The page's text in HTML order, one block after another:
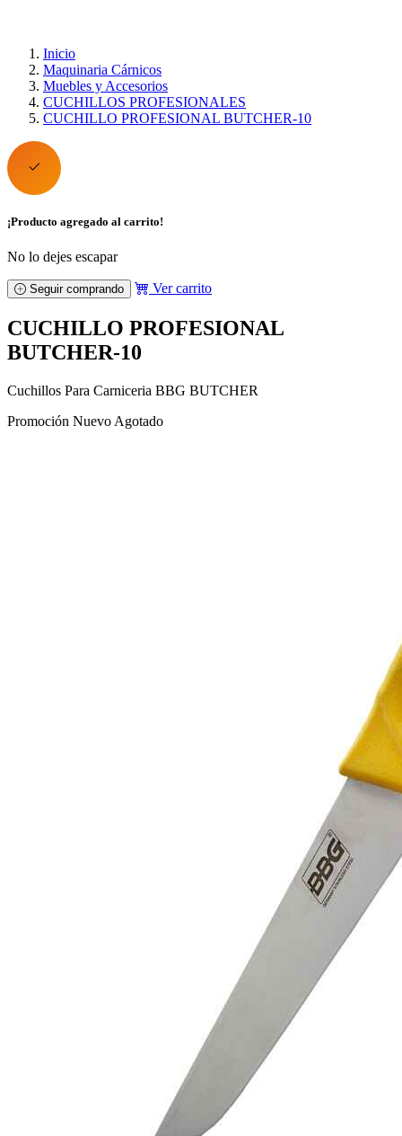
Inicio
Maquinaria Cárnicos
Muebles y Accesorios
CUCHILLOS PROFESIONALES
CUCHILLO PROFESIONAL BUTCHER-10
¡Producto agregado al carrito!
No lo dejes escapar
Seguir comprando Ver carrito
CUCHILLO PROFESIONAL
BUTCHER-10
Cuchillos Para Carniceria BBG BUTCHER
Promoción Nuevo Agotado